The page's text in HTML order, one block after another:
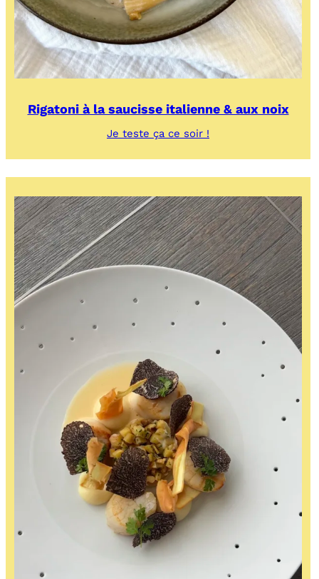
Rigatoni à la saucisse italienne & aux noix
Je teste ça ce soir !
à
italienne
&
aux
noix